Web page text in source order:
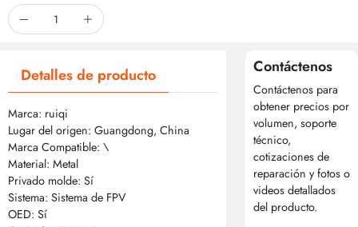
Detalles de producto
Marca: ruiqi
Lugar del origen: Guangdong, China
Marca Compatible: \
Material: Metal
Privado molde: Sí
Sistema: Sistema de FPV
OED: Sí
Contáctenos
Contáctenos para
obtener precios por
volumen, soporte
técnico,
cotizaciones de
reparación y fotos o
videos detallados
del producto.